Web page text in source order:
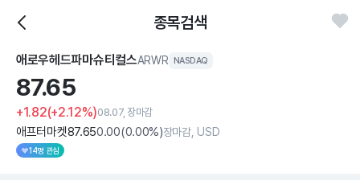
종목검색
애로우헤드파마슈티컬스ARWR NASDAQ
87.65
+1.82(+2.12%)08.07, 장마감
애프터마켓87.650.00(0.00%)장마감, USD
14명 관심